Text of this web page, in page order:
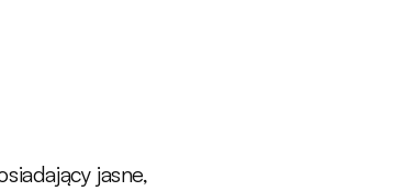
jasne,